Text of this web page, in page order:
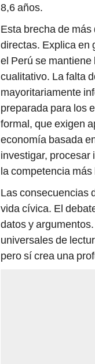
8,6 años.
Esta brecha de
directas. Explica en
el Perú se
cualitativo. La falta
mayoritariamente
preparada para los
formal, que exigen
economía basada
investigar, procesar
la competencia
Las consecuencias
vida cívica. El
datos y
universales de
pero sí crea una